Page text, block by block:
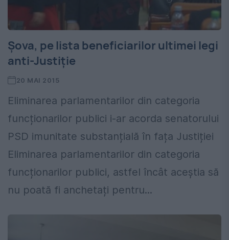
Șova, pe lista beneficiarilor ultimei legi
anti-Justiție
20 MAI 2015
Eliminarea parlamentarilor din categoria
funcționarilor publici i-ar acorda senatorului
PSD imunitate substanțială în fața Justiției
Eliminarea parlamentarilor din categoria
funcționarilor publici, astfel încât aceștia să
nu poată fi anchetați pentru...